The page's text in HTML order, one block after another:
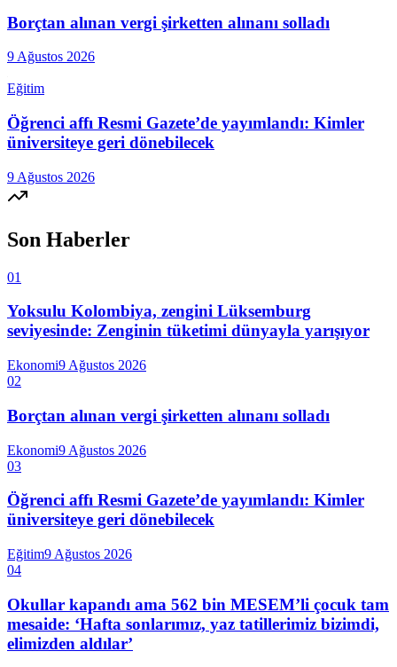
Borçtan alınan vergi şirketten alınanı solladı
9 Ağustos 2026
Eğitim
Öğrenci affı Resmi Gazete’de yayımlandı: Kimler
üniversiteye geri dönebilecek
9 Ağustos 2026
Son Haberler
01
Yoksulu Kolombiya, zengini Lüksemburg
seviyesinde: Zenginin tüketimi dünyayla yarışıyor
Ekonomi9 Ağustos 2026
02
Borçtan alınan vergi şirketten alınanı solladı
Ekonomi9 Ağustos 2026
03
Öğrenci affı Resmi Gazete’de yayımlandı: Kimler
üniversiteye geri dönebilecek
Eğitim9 Ağustos 2026
04
Okullar kapandı ama 562 bin MESEM’li çocuk tam
mesaide: ‘Hafta sonlarımız, yaz tatillerimiz bizimdi,
elimizden aldılar’